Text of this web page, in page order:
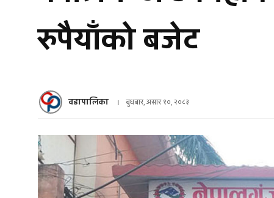
रुपैयाँको बजेट
वडापालिका बुधबार, असार १०, २०८३